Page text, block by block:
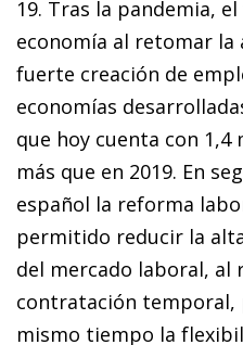
19. Tras la pandemia,
economía al retomar la
fuerte creación de
economías
que hoy cuenta con 1,4
más que en 2019. En
español la reforma
permitido reducir la
del mercado laboral, al
contratación temporal,
mismo tiempo la